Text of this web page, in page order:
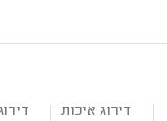
דירוג איכות